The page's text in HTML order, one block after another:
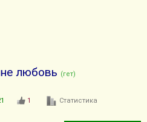
любовь (гет)
1 Статистика